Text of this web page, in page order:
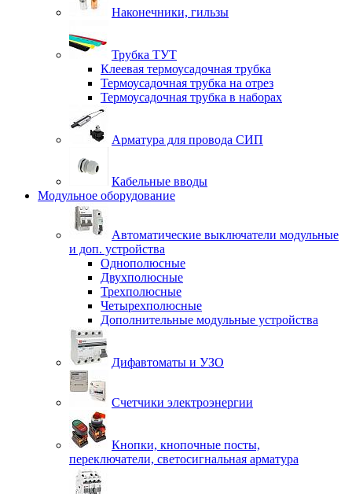
Наконечники, гильзы
Трубка ТУТ
Клеевая термоусадочная трубка
Термоусадочная трубка на отрез
Термоусадочная трубка в наборах
Арматура для провода СИП
Кабельные вводы
Модульное оборудование
Автоматические выключатели модульные
и доп. устройства
Однополюсные
Двухполюсные
Трехполюсные
Четырехполюсные
Дополнительные модульные устройства
Дифавтоматы и УЗО
Счетчики электроэнергии
Кнопки, кнопочные посты,
переключатели, светосигнальная арматура